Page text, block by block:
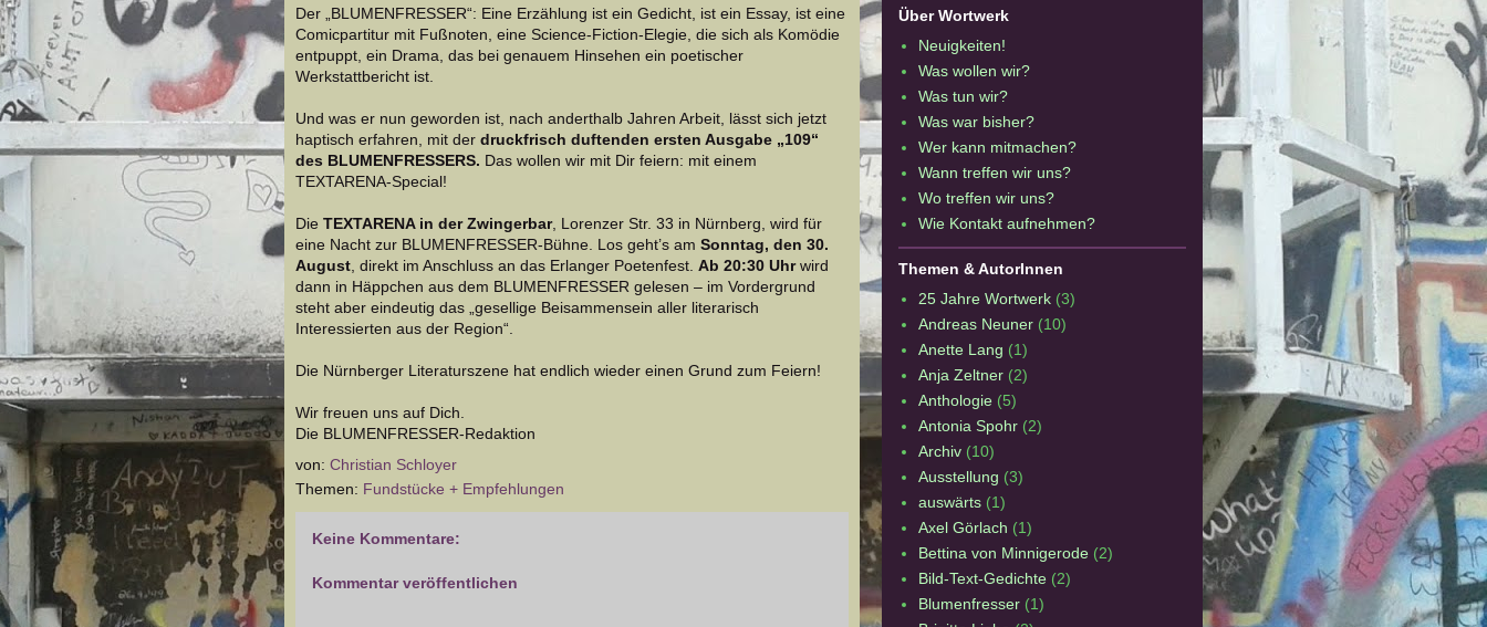
Der „BLUMENFRESSER“: Eine Erzählung ist ein Gedicht, ist ein Essay, ist eine
Comicpartitur mit Fußnoten, eine Science-Fiction-Elegie, die sich als Komödie
entpuppt, ein Drama, das bei genauem Hinsehen ein poetischer
Werkstattbericht ist.
Und was er nun geworden ist, nach anderthalb Jahren Arbeit, lässt sich jetzt
haptisch erfahren, mit der druckfrisch duftenden ersten Ausgabe „109“
des BLUMENFRESSERS. Das wollen wir mit Dir feiern: mit einem
TEXTARENA-Special!
Die TEXTARENA in der Zwingerbar, Lorenzer Str. 33 in Nürnberg, wird für
eine Nacht zur BLUMENFRESSER-Bühne. Los geht’s am Sonntag, den 30.
August , direkt im Anschluss an das Erlanger Poetenfest. Ab 20:30 Uhrwird
dann in Häppchen aus dem BLUMENFRESSER gelesen – im Vordergrund
steht aber eindeutig das „gesellige Beisammensein aller literarisch
Interessierten aus der Region“.
Die Nürnberger Literaturszene hat endlich wieder einen Grund zum Feiern!
Wir freuen uns auf Dich.
Die BLUMENFRESSER-Redaktion
von: Christian Schloyer
Themen: Fundstücke + Empfehlungen
Keine Kommentare:
Kommentar veröffentlichen
Über Wortwerk
Neuigkeiten!
Was wollen wir?
Was tun wir?
Was war bisher?
Wer kann mitmachen?
Wann treffen wir uns?
Wo treffen wir uns?
Wie Kontakt aufnehmen?
Themen & AutorInnen
25 Jahre Wortwerk (3)
Andreas Neuner (10)
Anette Lang (1)
Anja Zeltner (2)
Anthologie (5)
Antonia Spohr (2)
Archiv (10)
Ausstellung (3)
auswärts (1)
Axel Görlach (1)
Bettina von Minnigerode (2)
Bild-Text-Gedichte (2)
Blumenfresser (1)